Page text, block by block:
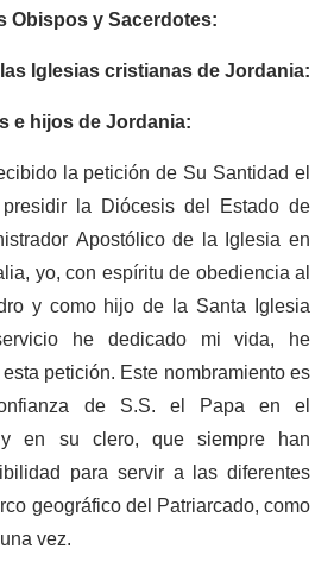
Obispos y Sacerdotes:
Iglesias cristianas de Jordania:
e hijos de Jordania:
la petición de Su Santidad el
la Diócesis del Estado de
Apostólico de la Iglesia en
yo, con espíritu de obediencia al
y como hijo de la Santa Iglesia
he dedicado mi vida, he
petición. Este nombramiento es
de S.S. el Papa en el
en su clero, que siempre han
para servir a las diferentes
geográfico del Patriarcado, como
vez.